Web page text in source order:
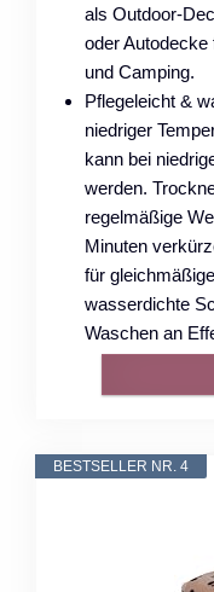
als Outdoor-
oder Autodecke
und Camping.
Pflegeleicht &
niedriger
kann bei
werden.
regelmäßige
Minuten
für
wasserdichte
Waschen an
BESTSELLER NR. 4